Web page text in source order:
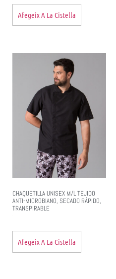
Afegeix A La Cistella
CHAQUETILLA UNISEX M/L TEJIDO
ANTI-MICROBIANO, SECADO RÁPIDO,
TRANSPIRABLE
Afegeix A La Cistella